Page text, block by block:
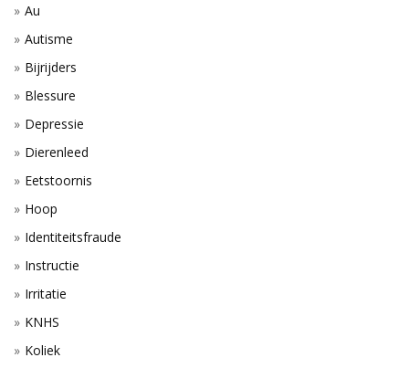
Au
Autisme
Bijrijders
Blessure
Depressie
Dierenleed
Eetstoornis
Hoop
Identiteitsfraude
Instructie
Irritatie
KNHS
Koliek